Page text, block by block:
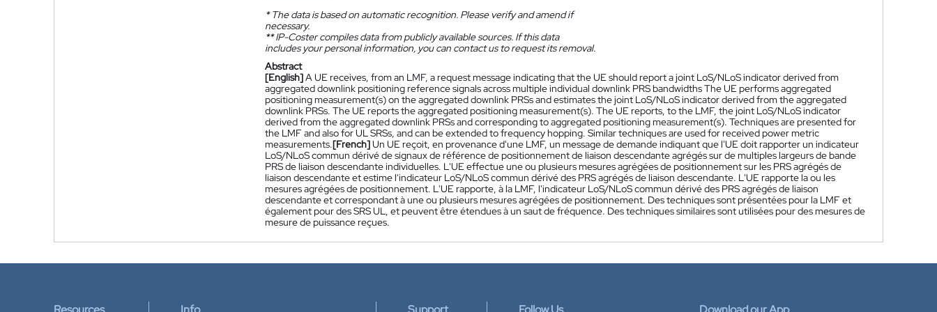
*The data is based on automatic recognition. Please verify and amend if
necessary.
**IP-Coster compiles data from publicly available sources. If this data
includes your personal information, you can contact us to request its removal.
Abstract
[English]A UE receives, from an LMF, a request message indicating that the UE should report a joint LoS/NLoS indicator derived from
aggregated downlink positioning reference signals across multiple individual downlink PRS bandwidths The UE performs aggregated
positioning measurement(s) on the aggregated downlink PRSs and estimates the joint LoS/NLoS indicator derived from the aggregated
downlink PRSs. The UE reports the aggregated positioning measurement(s). The UE reports, to the LMF, the joint LoS/NLoS indicator
derived from the aggregated downlink PRSs and corresponding to aggregated positioning measurement(s). Techniques are presented for
the LMF and also for UL SRSs, and can be extended to frequency hopping. Similar techniques are used for received power metric
measurements.[French]Un UE reçoit, en provenance d'une LMF, un message de demande indiquant que l'UE doit rapporter un indicateur
LoS/NLoS commun dérivé de signaux de référence de positionnement de liaison descendante agrégés sur de multiples largeurs de bande
PRS de liaison descendante individuelles. L'UE effectue une ou plusieurs mesures agrégées de positionnement sur les PRS agrégés de
liaison descendante et estime l'indicateur LoS/NLoS commun dérivé des PRS agrégés de liaison descendante. L'UE rapporte la ou les
mesures agrégées de positionnement. L'UE rapporte, à la LMF, l'indicateur LoS/NLoS commun dérivé des PRS agrégés de liaison
descendante et correspondant à une ou plusieurs mesures agrégées de positionnement. Des techniques sont présentées pour la LMF et
également pour des SRS UL, et peuvent être étendues à un saut de fréquence. Des techniques similaires sont utilisées pour des mesures de
mesure de puissance reçues.